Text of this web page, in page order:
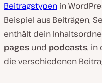
Beitragstypen in
Beispiel aus Beiträgen,
enthält dein
pages und podcasts, in
die verschiedenen